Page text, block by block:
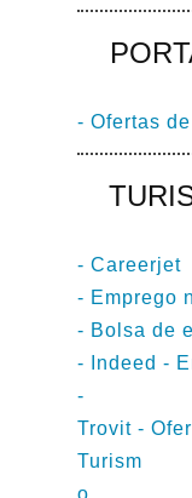
- Ofertas
- Careerjet
- Emprego
- Bolsa de
-
Indeed -
-
Trovit -
Turism
o